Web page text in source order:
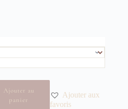
Ajouter au
panier
Ajouter aux
favoris